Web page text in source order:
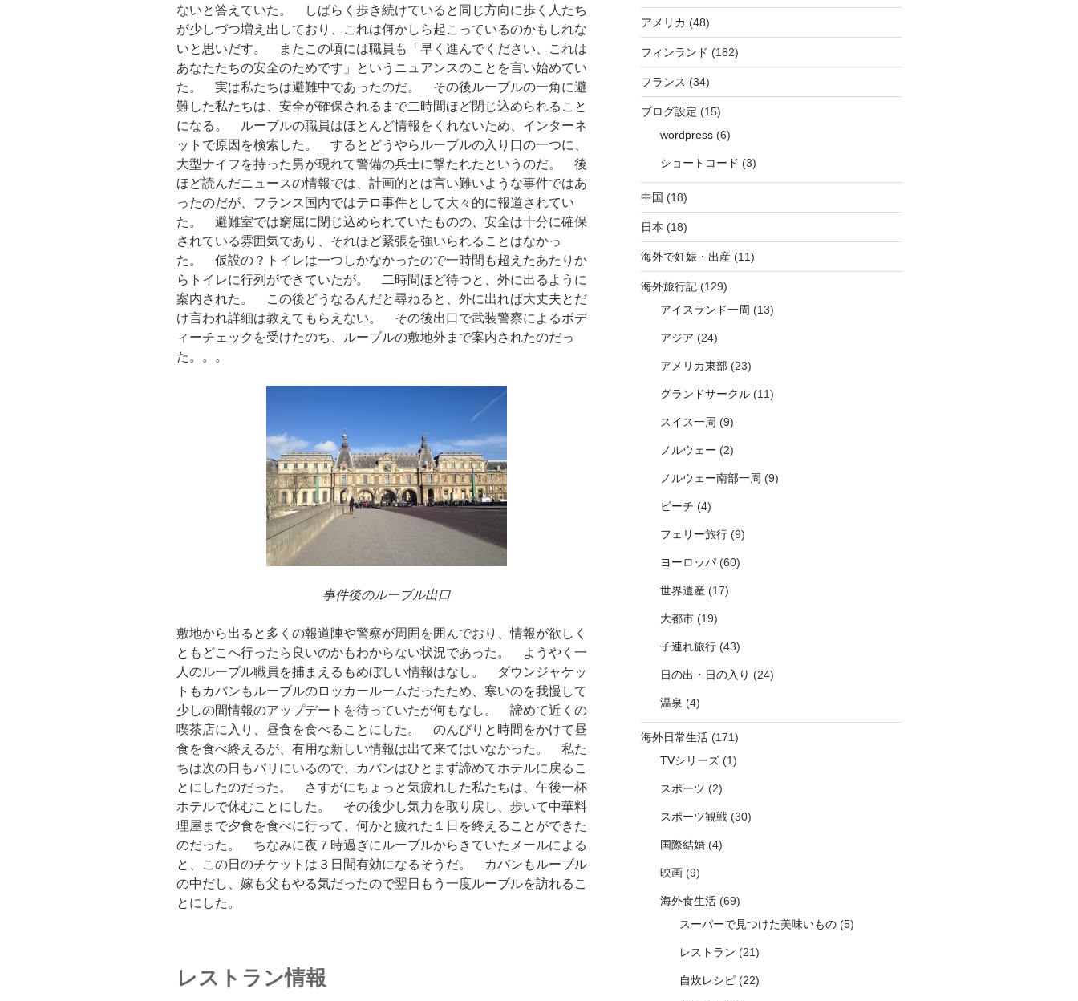
ないと答えていた。 しばらく歩き続けていると同じ方向に歩く人たち
が少しづつ増え出しており、これは何かしら起こっているのかもしれな
いと思いだす。 またこの頃には職員も「早く進んでください、これは
あなたたちの安全のためです」というニュアンスのことを言い始めてい
た。 実は私たちは避難中であったのだ。 その後ルーブルの一角に避
難した私たちは、安全が確保されるまで二時間ほど閉じ込められること
になる。 ルーブルの職員はほとんど情報をくれないため、インターネ
ットで原因を検索した。 するとどうやらルーブルの入り口の一つに、
大型ナイフを持った男が現れて警備の兵士に撃たれたというのだ。 後
ほど読んだニュースの情報では、計画的とは言い難いような事件ではあ
ったのだが、フランス国内ではテロ事件として大々的に報道されてい
た。 避難室では窮屈に閉じ込められていたものの、安全は十分に確保
されている雰囲気であり、それほど緊張を強いられることはなかっ
た。 仮設の？トイレは一つしかなかったので一時間も超えたあたりか
らトイレに行列ができていたが。 二時間ほど待つと、外に出るように
案内された。 この後どうなるんだと尋ねると、外に出れば大丈夫とだ
け言われ詳細は教えてもらえない。 その後出口で武装警察によるボデ
ィーチェックを受けたのち、ルーブルの敷地外まで案内されたのだっ
た。。。
事件後のルーブル出口
敷地から出ると多くの報道陣や警察が周囲を囲んでおり、情報が欲しく
ともどこへ行ったら良いのかもわからない状況であった。 ようやく一
人のルーブル職員を捕まえるもめぼしい情報はなし。 ダウンジャケッ
トもカバンもルーブルのロッカールームだったため、寒いのを我慢して
少しの間情報のアップデートを待っていたが何もなし。 諦めて近くの
喫茶店に入り、昼食を食べることにした。 のんびりと時間をかけて昼
食を食べ終えるが、有用な新しい情報は出て来てはいなかった。 私た
ちは次の日もパリにいるので、カバンはひとまず諦めてホテルに戻るこ
とにしたのだった。 さすがにちょっと気疲れした私たちは、午後一杯
ホテルで休むことにした。 その後少し気力を取り戻し、歩いて中華料
理屋まで夕食を食べに行って、何かと疲れた１日を終えることができた
のだった。 ちなみに夜７時過ぎにルーブルからきていたメールによる
と、この日のチケットは３日間有効になるそうだ。 カバンもルーブル
の中だし、嫁も父もやる気だったので翌日もう一度ルーブルを訪れるこ
とにした。
レストラン情報
アメリカ (48)
フィンランド (182)
フランス (34)
ブログ設定 (15)
wordpress(6)
ショートコード (3)
中国 (18)
日本 (18)
海外で妊娠・出産(11)
海外旅行記(129)
アイスランド一周 (13)
アジア (24)
アメリカ東部(23)
グランドサークル(11)
スイス一周 (9)
ノルウェー (2)
ノルウェー南部一周 (9)
ビーチ (4)
フェリー旅行(9)
ヨーロッパ(60)
世界遺産(17)
大都市(19)
子連れ旅行(43)
日の出・日の入り (24)
温泉 (4)
海外日常生活(171)
TVシリーズ(1)
スポーツ (2)
スポーツ観戦(30)
国際結婚(4)
映画(9)
海外食生活(69)
スーパーで見つけた美味いもの(5)
レストラン (21)
自炊レシピ(22)